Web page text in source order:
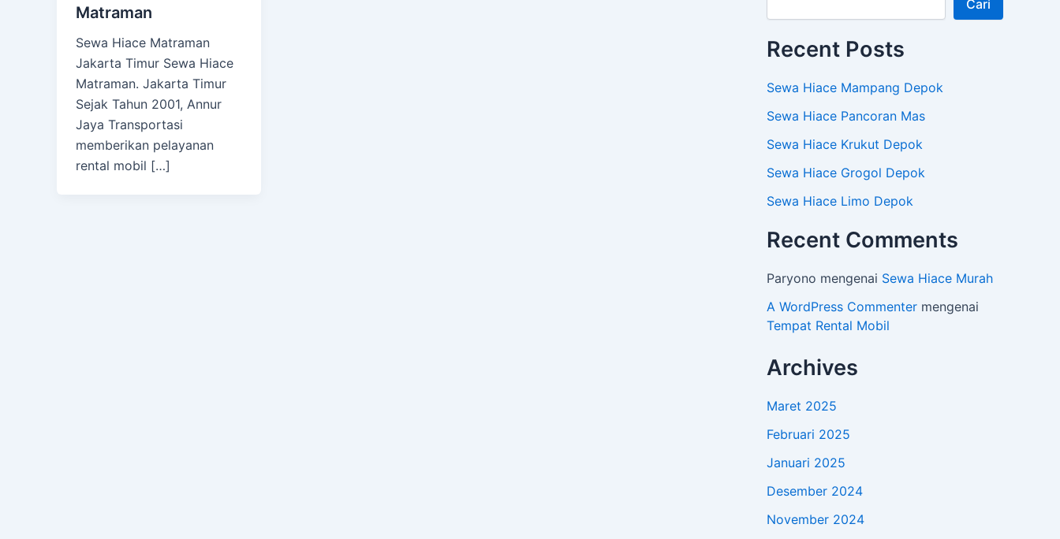
Matraman
Sewa Hiace Matraman
Jakarta Timur Sewa Hiace
Matraman. Jakarta Timur
Sejak Tahun 2001, Annur
Jaya Transportasi
memberikan pelayanan
rental mobil […]
Cari
Recent Posts
Sewa Hiace Mampang Depok
Sewa Hiace Pancoran Mas
Sewa Hiace Krukut Depok
Sewa Hiace Grogol Depok
Sewa Hiace Limo Depok
Recent Comments
Paryono mengenai Sewa Hiace Murah
A WordPress Commenter mengenai
Tempat Rental Mobil
Archives
Maret 2025
Februari 2025
Januari 2025
Desember 2024
November 2024